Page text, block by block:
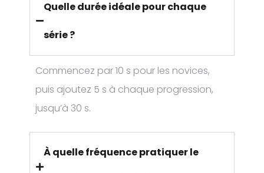
Quelle durée idéale pour chaque
série ?
Commencez par 10 s pour les novices,
puis ajoutez 5 s à chaque progression,
jusqu’à 30 s.
À quelle fréquence pratiquer le